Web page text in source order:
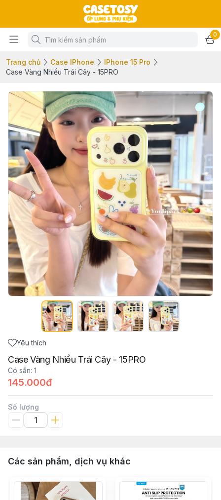
0
Trang chủ Case IPhone
IPhone 15 Pro
Case Vàng Nhiều Trái Cây - 15PRO
Yêu thích
Case Vàng Nhiều Trái Cây - 15PRO
Có sẵn: 1
145.000đ
Số lượng
Các sản phẩm, dịch vụ khác